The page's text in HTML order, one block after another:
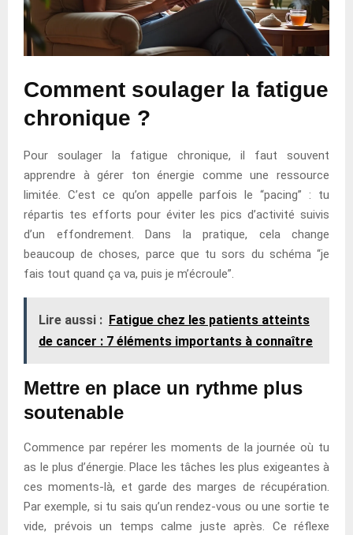
Comment soulager la fatigue
chronique ?
Pour soulager la fatigue chronique, il faut souvent
apprendre à gérer ton énergie comme une ressource
limitée. C’est ce qu’on appelle parfois le “pacing” : tu
répartis tes efforts pour éviter les pics d’activité suivis
d’un effondrement. Dans la pratique, cela change
beaucoup de choses, parce que tu sors du schéma “je
fais tout quand ça va, puis je m’écroule”.
Lire aussi : Fatigue chez les patients atteints
de cancer : 7 éléments importants à connaître
Mettre en place un rythme plus
soutenable
Commence par repérer les moments de la journée où tu
as le plus d’énergie. Place les tâches les plus exigeantes à
ces moments-là, et garde des marges de récupération.
Par exemple, si tu sais qu’un rendez-vous ou une sortie te
vide, prévois un temps calme juste après. Ce réflexe